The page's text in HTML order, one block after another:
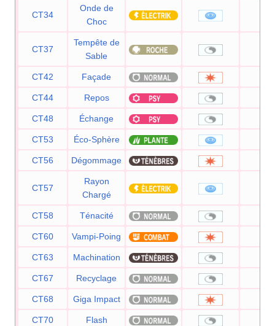
CT34
Onde de
Choc
CT37
Tempête de
Sable
CT42 Façade
CT44 Repos
CT48 Échange
CT53 Éco-Sphère
CT56 Dégommage
CT57
Rayon
Chargé
CT58 Ténacité
CT60 Vampi-Poing
CT63 Machination
CT67 Recyclage
CT68 Giga Impact
CT70 Flash